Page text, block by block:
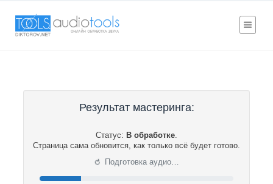
Результат мастеринга:
Статус: В обработке.
Страница сама обновится, как только всё будет готово.
⟳ Подготовка аудио…